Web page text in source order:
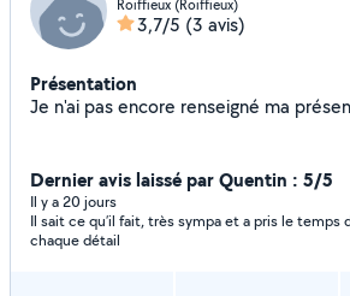
Roiffieux (Roiffieux)
3,7/5 (3 avis)
Présentation
Je n'ai pas encore
Dernier avis laissé par Quentin : 5/5
Il y a 20 jours
Il sait ce qu’il fait, très sympa et a pris le temps
chaque détail